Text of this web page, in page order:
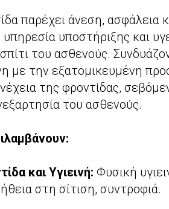
παρέχει άνεση, ασφάλεια
υποστήριξης και
του ασθενούς.
με την εξατομικευμένη
της φροντίδας,
του ασθενούς.
και Υγιεινή: Φυσική
στη σίτιση, συντροφιά.